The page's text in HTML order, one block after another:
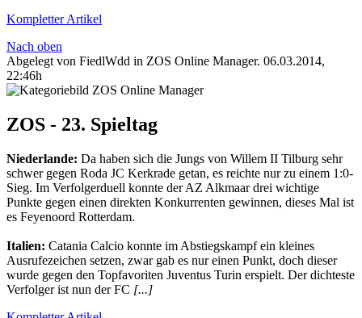
Kompletter Artikel
Nach oben
Abgelegt von FiedlWdd in ZOS Online Manager. 06.03.2014,
22:46h
ZOS - 23. Spieltag
Niederlande: Da haben sich die Jungs von Willem II Tilburg sehr
schwer gegen Roda JC Kerkrade getan, es reichte nur zu einem 1:0-
Sieg. Im Verfolgerduell konnte der AZ Alkmaar drei wichtige
Punkte gegen einen direkten Konkurrenten gewinnen, dieses Mal ist
es Feyenoord Rotterdam.
Italien: Catania Calcio konnte im Abstiegskampf ein kleines
Ausrufezeichen setzen, zwar gab es nur einen Punkt, doch dieser
wurde gegen den Topfavoriten Juventus Turin erspielt. Der dichteste
Verfolger ist nun der FC [...]